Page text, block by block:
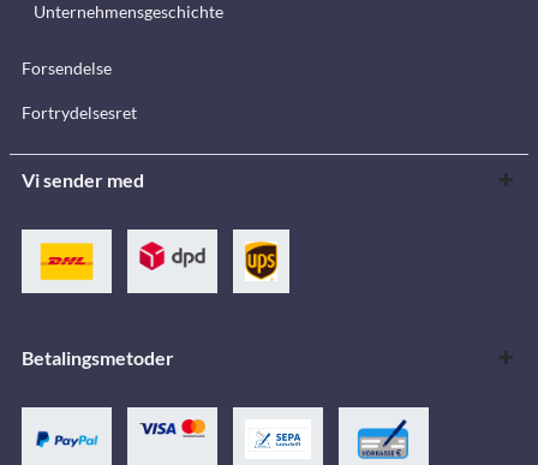
Unternehmensgeschichte
Forsendelse
Fortrydelsesret
Vi sender med
Betalingsmetoder